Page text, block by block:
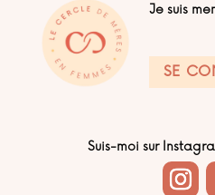
Je suis
SE
Suis-moi sur